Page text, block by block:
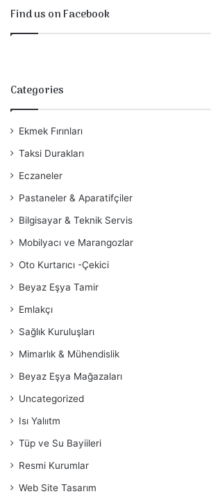
Find us on Facebook
Categories
Ekmek Fırınları
Taksi Durakları
Eczaneler
Pastaneler & Aparatifçiler
Bilgisayar & Teknik Servis
Mobilyacı ve Marangozlar
Oto Kurtarıcı -Çekici
Beyaz Eşya Tamir
Emlakçı
Sağlık Kuruluşları
Mimarlık & Mühendislik
Beyaz Eşya Mağazaları
Uncategorized
Isı Yalııtm
Tüp ve Su Bayiileri
Resmi Kurumlar
Web Site Tasarım